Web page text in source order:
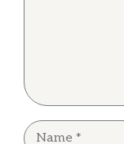
Name